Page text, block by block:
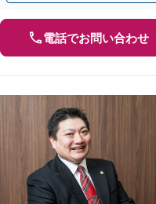
電話でお問い合わせ